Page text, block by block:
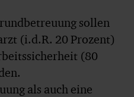
sollen
(i.d.R. 20 Prozent)
(80
als auch eine